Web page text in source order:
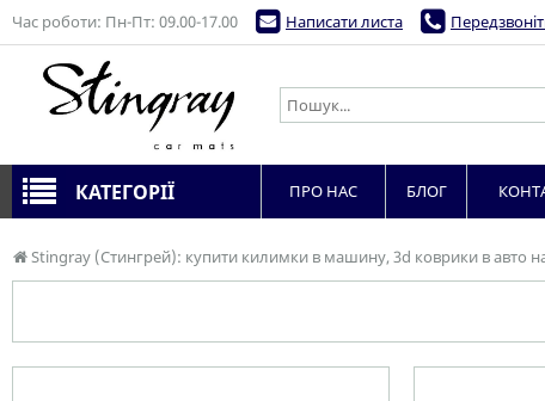
Stingray (Стингрей): купити килимки в машину, 3d коврики в авто на
Час роботи: Пн-Пт: 09.00-17.00 Написати листа
КАТЕГОРІЇ ПРО НАС БЛОГ